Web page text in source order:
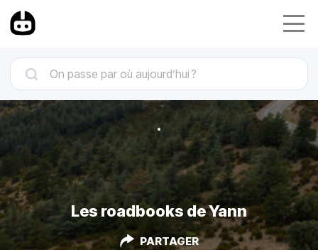
Les roadbooks de Yann
PARTAGER